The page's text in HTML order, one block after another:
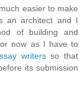
easier to make
an architect and I
of building and
now as I have to
writersso that
its submission